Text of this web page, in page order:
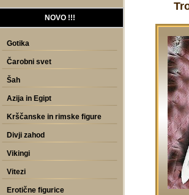
NOVO !!!
Gotika
Čarobni svet
Šah
Azija in Egipt
Krščanske in rimske figure
Divji zahod
Vikingi
Vitezi
Erotične figurice